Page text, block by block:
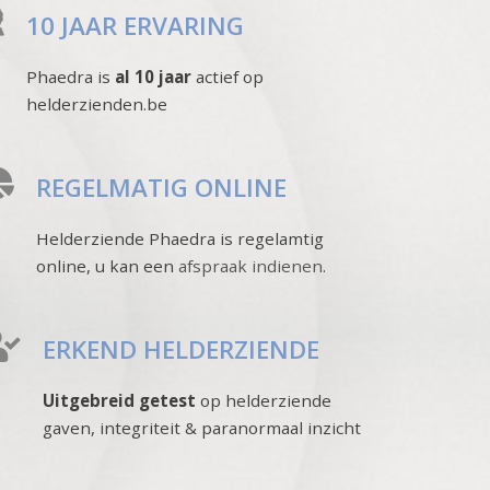
10 JAAR ERVARING
Phaedra is al 10 jaar actief op
helderzienden.be
REGELMATIG ONLINE
Helderziende Phaedra is regelamtig
online, u kan een afspraak indienen.
ERKEND HELDERZIENDE
Uitgebreid getest op helderziende
gaven, integriteit & paranormaal inzicht